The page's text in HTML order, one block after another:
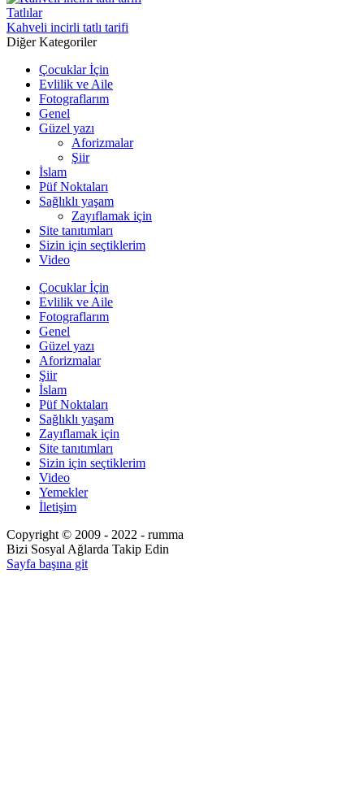
Tatlılar
Kahveli incirli tatlı tarifi
Diğer Kategoriler
Çocuklar İçin
Evlilik ve Aile
Fotograflarım
Genel
Güzel yazı
Aforizmalar
Şiir
İslam
Püf Noktaları
Sağlıklı yaşam
Zayıflamak için
Site tanıtımları
Sizin için seçtiklerim
Video
Çocuklar İçin
Evlilik ve Aile
Fotograflarım
Genel
Güzel yazı
Aforizmalar
Şiir
İslam
Püf Noktaları
Sağlıklı yaşam
Zayıflamak için
Site tanıtımları
Sizin için seçtiklerim
Video
Yemekler
İletişim
Copyright © 2009 - 2022 - rumma
Bizi Sosyal Ağlarda Takip Edin
Sayfa başına git